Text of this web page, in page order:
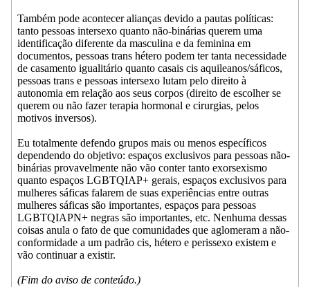
Também pode acontecer alianças devido a pautas políticas:
tanto pessoas intersexo quanto não-binárias querem uma
identificação diferente da masculina e da feminina em
documentos, pessoas trans hétero podem ter tanta necessidade
de casamento igualitário quanto casais cis aquileanos/sáficos,
pessoas trans e pessoas intersexo lutam pelo direito à
autonomia em relação aos seus corpos (direito de escolher se
querem ou não fazer terapia hormonal e cirurgias, pelos
motivos inversos).
Eu totalmente defendo grupos mais ou menos específicos
dependendo do objetivo: espaços exclusivos para pessoas não-
binárias provavelmente não vão conter tanto exorsexismo
quanto espaços LGBTQIAP+ gerais, espaços exclusivos para
mulheres sáficas falarem de suas experiências entre outras
mulheres sáficas são importantes, espaços para pessoas
LGBTQIAPN+ negras são importantes, etc. Nenhuma dessas
coisas anula o fato de que comunidades que aglomeram a não-
conformidade a um padrão cis, hétero e perissexo existem e
vão continuar a existir.
(Fim do aviso de conteúdo.)